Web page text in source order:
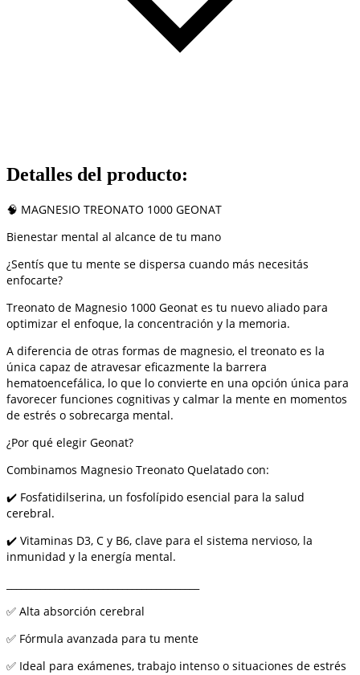
Detalles del producto:
🧠 MAGNESIO TREONATO 1000 GEONAT
Bienestar mental al alcance de tu mano
¿Sentís que tu mente se dispersa cuando más necesitás
enfocarte?
Treonato de Magnesio 1000 Geonat es tu nuevo aliado para
optimizar el enfoque, la concentración y la memoria.
A diferencia de otras formas de magnesio, el treonato es la
única capaz de atravesar eficazmente la barrera
hematoencefálica, lo que lo convierte en una opción única para
favorecer funciones cognitivas y calmar la mente en momentos
de estrés o sobrecarga mental.
¿Por qué elegir Geonat?
Combinamos Magnesio Treonato Quelatado con:
✔️ Fosfatidilserina, un fosfolípido esencial para la salud
cerebral.
✔️ Vitaminas D3, C y B6, clave para el sistema nervioso, la
inmunidad y la energía mental.
✅ Alta absorción cerebral
✅ Fórmula avanzada para tu mente
✅ Ideal para exámenes, trabajo intenso o situaciones de estrés